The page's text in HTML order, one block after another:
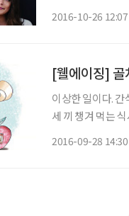
2016-10-26 12:07
[웰에이징] 골
이상한 일이다.
세 끼 챙겨 먹는
2016-09-28 14:30